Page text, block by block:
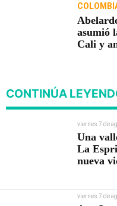
asumió
Cali y
CONTINÚA
viernes 7 de
Una
La
nueva
viernes 7 de